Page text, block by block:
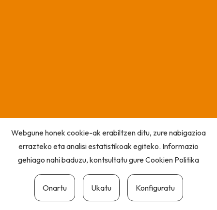
Webgune honek cookie-ak erabiltzen ditu, zure nabigazioa
errazteko eta analisi estatistikoak egiteko. Informazio
gehiago nahi baduzu, kontsultatu gureCookien Politika
Onartu Ukatu Konfiguratu